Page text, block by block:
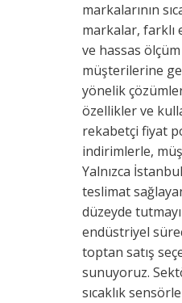
markalarının
markalar,
ve hassas
müşterilerine
yönelik
özellikler ve
rekabetçi fiyat
indirimlerle,
Yalnızca
teslimat
düzeyde
endüstriyel
toptan satış
sunuyoruz.
sıcaklık